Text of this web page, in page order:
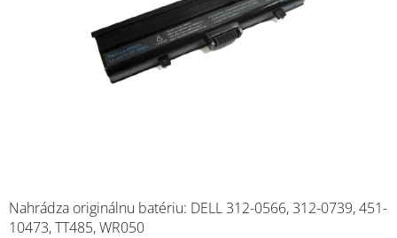
Nahrádza originálnu batériu: DELL312-0566, 312-0739, 451-
10473, TT485, WR050